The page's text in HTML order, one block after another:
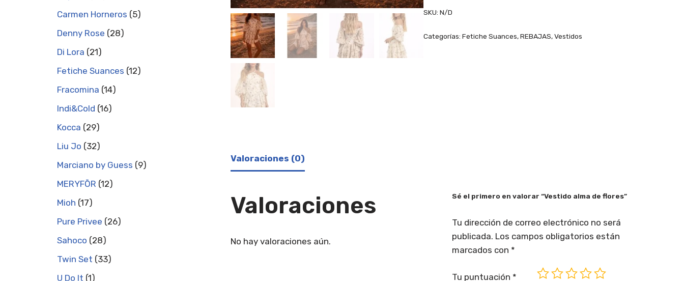
Carmen Horneros 5
Denny Rose 28
Di Lora 21
Fetiche Suances 12
Fracomina 14
Indi&Cold 16
Kocca 29
Liu Jo 32
Marciano by Guess 9
MERYFŌR 12
Mioh 17
Pure Privee 26
Sahoco 28
Twin Set 33
U Do It 1
SKU: N/D
Categorías: Fetiche Suances,REBAJAS,Vestidos
Valoraciones (0)
Valoraciones
No hay valoraciones aún.
Sé el primero en valorar “Vestido alma de flores”
Tu dirección de correo electrónico no será
publicada. Los campos obligatorios están
marcados con *
Tu puntuación *